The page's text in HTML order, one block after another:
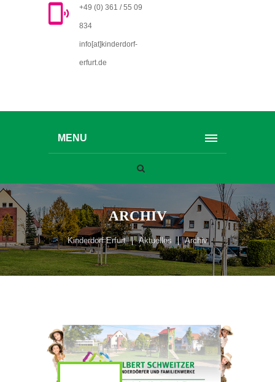
+49 (0) 361 / 55 09
834
info[at]kinderdorf-
erfurt.de
MENU
ARCHIV
Kinderdorf Erfurt Aktuelles Archiv